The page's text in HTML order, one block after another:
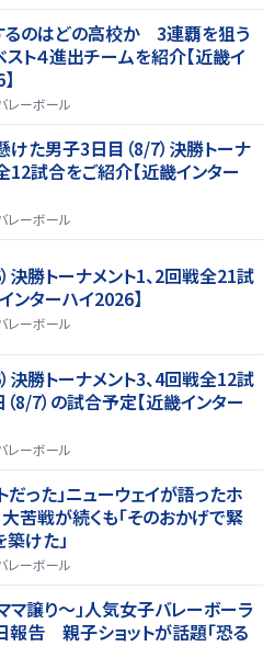
るのはどの高校か 3連覇を狙う
ト４進出チームを紹介【近畿イ
レーボール
けた男子3日目（8/7）決勝トーナ
12試合をご紹介【近畿インター
レーボール
決勝トーナメント1、2回戦全21試
ンターハイ2026】
レーボール
決勝トーナメント3、4回戦全12試
8/7）の試合予定【近畿インター
レーボール
だった」ニューウェイが語ったホ
苦戦が続くも「そのおかげで緊
けた」
レーボール
マ譲り～」人気女子バレーボーラ
告 親子ショットが話題「恐る